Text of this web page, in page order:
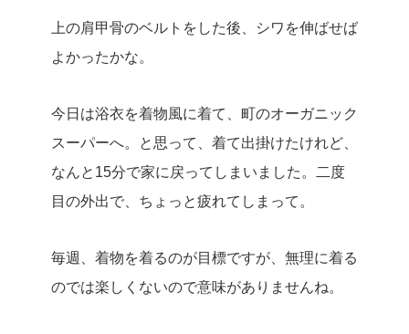
上の肩甲骨のベルトをした後、シワを伸ばせば
よかったかな。
今日は浴衣を着物風に着て、町のオーガニック
スーパーへ。と思って、着て出掛けたけれど、
なんと15分で家に戻ってしまいました。二度
目の外出で、ちょっと疲れてしまって。
毎週、着物を着るのが目標ですが、無理に着る
のでは楽しくないので意味がありませんね。